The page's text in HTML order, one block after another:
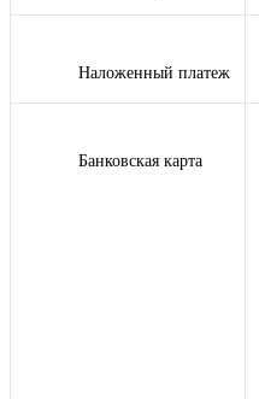
Наложенный платеж
Банковская карта